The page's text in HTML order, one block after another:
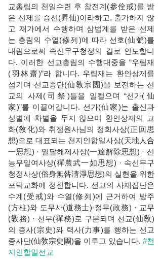
교총림의 천일수련 후 참전계(參佺戒)를 받
은 선제를 승선(昇仙)이라하고, 출가하지 않
고 재가에서 수행하며 삼법계를 받은 선제
는 총림의 수열(修列)에 따라 선호(仙號)를
내림으로써 속신무구청정의 길로 인도합니
다. 이러한 선교총림의 수행대중을 “우림재
(羽林齋)”라 합니다. 우림재는 환인상제를
섬기며 선교종단(仙敎宗團)을 보전하는 선
교의 사제(司祭)들을 일컬으며 “선가(仙
家)”를 이끌어갑니다. 선가(仙家)는 출신과
성별에 차별을 두지 않으며 환인상제의 교
화(敎化)와 취정원사님의 정회사상(正回思
想)으로 대표되는 천지인합일사상(天地人合
一思想) · 일달해제사상(一達解除思想) · 선
농무일여사상(禪農武一如思想) · 속신무구
청정사상(俗身無咎淸淨思想)의 실현을 위한
포덕교화에 정진합니다. 선교의 사제집단은
수계(受戒)와 수열(修列)에 근거하여 방주
(方柱)와 도무사(道務士)-정무(政務) · 교무
(敎務) · 선무(禪務)로 구분되며 선교(仙敎)
의 종사(宗史)와 력사(力事)를 행하는 선교
종사단(仙敎宗史團)을 이루고 있습니다. #천
지인합일선교